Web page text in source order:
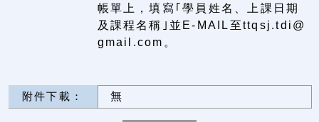
帳單上，填寫｢學員姓名、上課日期
及課程名稱｣並E-MAIL至ttqsj.tdi@
gmail.com。
附件下載： 無